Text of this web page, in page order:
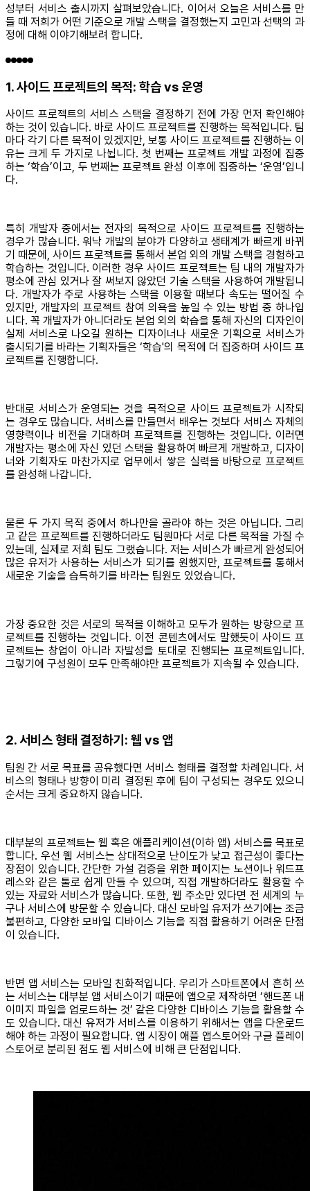
성부터 서비스 출시까지 살펴보았습니다. 이어서 오늘은 서비스를 만
들 때 저희가 어떤 기준으로 개발 스택을 결정했는지 고민과 선택의 과
정에 대해 이야기해보려 합니다.
1. 사이드 프로젝트의 목적: 학습 vs 운영
사이드 프로젝트의 서비스 스택을 결정하기 전에 가장 먼저 확인해야
하는 것이 있습니다. 바로 사이드 프로젝트를 진행하는 목적입니다. 팀
마다 각기 다른 목적이 있겠지만, 보통 사이드 프로젝트를 진행하는 이
유는 크게 두 가지로 나뉩니다. 첫 번째는 프로젝트 개발 과정에 집중
하는 ‘학습’이고, 두 번째는 프로젝트 완성 이후에 집중하는 ‘운영’입니
다.
특히 개발자 중에서는 전자의 목적으로 사이드 프로젝트를 진행하는
경우가 많습니다. 워낙 개발의 분야가 다양하고 생태계가 빠르게 바뀌
기 때문에, 사이드 프로젝트를 통해서 본업 외의 개발 스택을 경험하고
학습하는 것입니다. 이러한 경우 사이드 프로젝트는 팀 내의 개발자가
평소에 관심 있거나 잘 써보지 않았던 기술 스택을 사용하여 개발됩니
다. 개발자가 주로 사용하는 스택을 이용할 때보다 속도는 떨어질 수
있지만, 개발자의 프로젝트 참여 의욕을 높일 수 있는 방법 중 하나입
니다. 꼭 개발자가 아니더라도 본업 외의 학습을 통해 자신의 디자인이
실제 서비스로 나오길 원하는 디자이너나 새로운 기획으로 서비스가
출시되기를 바라는 기획자들은 ‘학습'의 목적에 더 집중하며 사이드 프
로젝트를 진행합니다.
반대로 서비스가 운영되는 것을 목적으로 사이드 프로젝트가 시작되
는 경우도 많습니다. 서비스를 만들면서 배우는 것보다 서비스 자체의
영향력이나 비전을 기대하며 프로젝트를 진행하는 것입니다. 이러면
개발자는 평소에 자신 있던 스택을 활용하여 빠르게 개발하고, 디자이
너와 기획자도 마찬가지로 업무에서 쌓은 실력을 바탕으로 프로젝트
를 완성해 나갑니다.
물론 두 가지 목적 중에서 하나만을 골라야 하는 것은 아닙니다. 그리
고 같은 프로젝트를 진행하더라도 팀원마다 서로 다른 목적을 가질 수
있는데, 실제로 저희 팀도 그랬습니다. 저는 서비스가 빠르게 완성되어
많은 유저가 사용하는 서비스가 되기를 원했지만, 프로젝트를 통해서
새로운 기술을 습득하기를 바라는 팀원도 있었습니다.
가장 중요한 것은 서로의 목적을 이해하고 모두가 원하는 방향으로 프
로젝트를 진행하는 것입니다. 이전 콘텐츠에서도 말했듯이 사이드 프
로젝트는 창업이 아니라 자발성을 토대로 진행되는 프로젝트입니다.
그렇기에 구성원이 모두 만족해야만 프로젝트가 지속될 수 있습니다.
2. 서비스 형태 결정하기: 웹 vs 앱
팀원 간 서로 목표를 공유했다면 서비스 형태를 결정할 차례입니다. 서
비스의 형태나 방향이 미리 결정된 후에 팀이 구성되는 경우도 있으니
순서는 크게 중요하지 않습니다.
대부분의 프로젝트는 웹 혹은 애플리케이션(이하 앱) 서비스를 목표로
합니다. 우선 웹 서비스는 상대적으로 난이도가 낮고 접근성이 좋다는
장점이 있습니다. 간단한 가설 검증을 위한 페이지는 노션이나 워드프
레스와 같은 툴로 쉽게 만들 수 있으며, 직접 개발하더라도 활용할 수
있는 자료와 서비스가 많습니다. 또한, 웹 주소만 있다면 전 세계의 누
구나 서비스에 방문할 수 있습니다. 대신 모바일 유저가 쓰기에는 조금
불편하고, 다양한 모바일 디바이스 기능을 직접 활용하기 어려운 단점
이 있습니다.
반면 앱 서비스는 모바일 친화적입니다. 우리가 스마트폰에서 흔히 쓰
는 서비스는 대부분 앱 서비스이기 때문에 앱으로 제작하면 ‘핸드폰 내
이미지 파일을 업로드하는 것’ 같은 다양한 디바이스 기능을 활용할 수
도 있습니다. 대신 유저가 서비스를 이용하기 위해서는 앱을 다운로드
해야 하는 과정이 필요합니다. 앱 시장이 애플 앱스토어와 구글 플레이
스토어로 분리된 점도 웹 서비스에 비해 큰 단점입니다.